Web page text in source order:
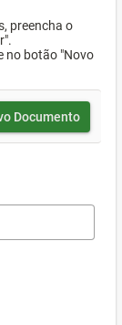
preencha o
no botão "Novo
Documento